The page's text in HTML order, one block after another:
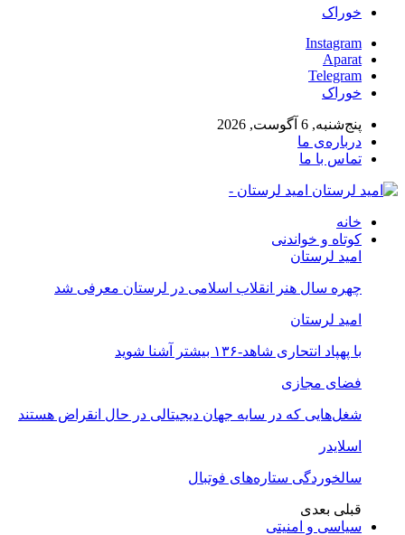
خوراک
Instagram
Aparat
Telegram
خوراک
پنج‌شنبه, 6 آگوست, 2026
درباره‌ی ما
تماس با ما
امید لرستان -
خانه
کوتاه و خواندنی
امید لرستان
چهره سال هنر انقلاب اسلامی در لرستان معرفی شد
امید لرستان
با پهپاد انتحاری شاهد-۱۳۶ بیشتر آشنا شوید
فضای مجازی
شغل‌‌هایی که در سایه جهان دیجیتالی در حال انقراض هستند
اسلایدر
سالخوردگی ستاره‌های فوتبال
قبلی بعدی
سیاسی و امنیتی